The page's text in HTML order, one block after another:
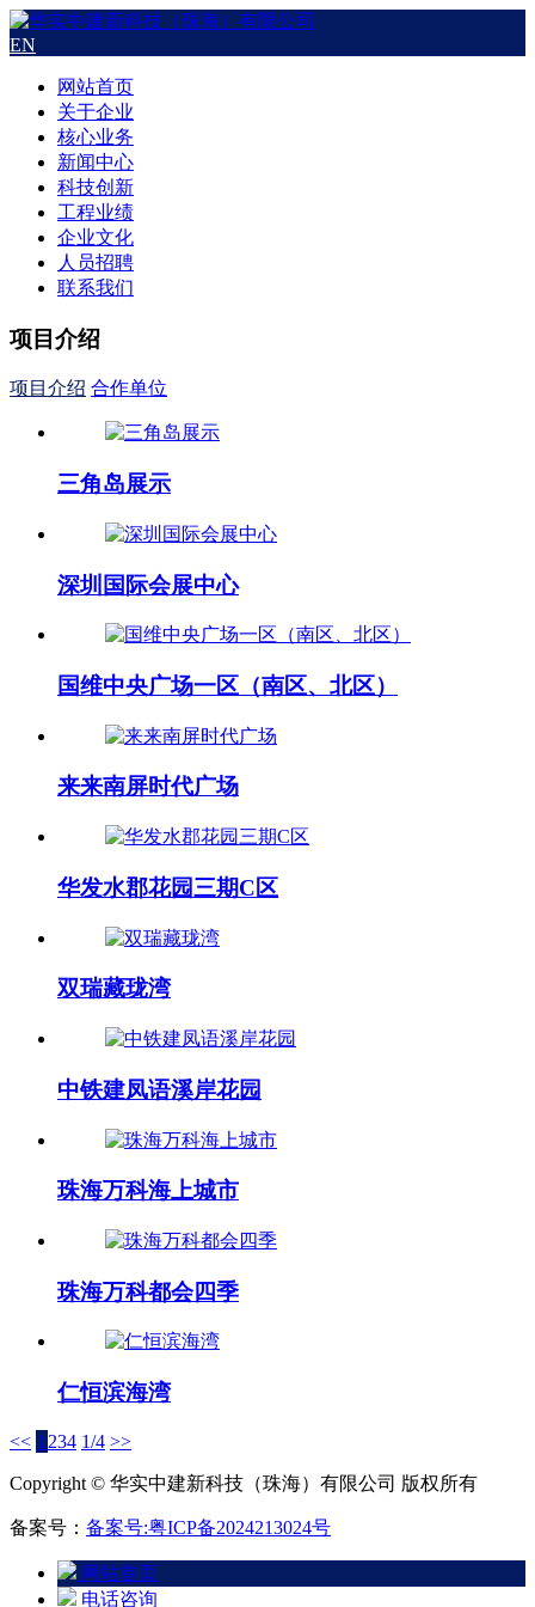
EN
网站首页
关于企业
核心业务
新闻中心
科技创新
工程业绩
企业文化
人员招聘
联系我们
项目介绍
项目介绍 合作单位
三角岛展示
深圳国际会展中心
国维中央广场一区（南区、北区）
来来南屏时代广场
华发水郡花园三期C区
双瑞藏珑湾
中铁建凤语溪岸花园
珠海万科海上城市
珠海万科都会四季
仁恒滨海湾
<< 1 234 1/4 >>
Copyright © 华实中建新科技（珠海）有限公司 版权所有
备案号： 备案号:粤ICP备2024213024号
网站首页
电话咨询